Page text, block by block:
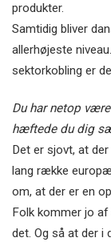
produkter.
Samtidig bliver
allerhøjeste
sektorkobling er
Du har netop
hæftede du dig
Det er sjovt, at
lang række
om, at der er en
Folk kommer jo
det. Og så at der i